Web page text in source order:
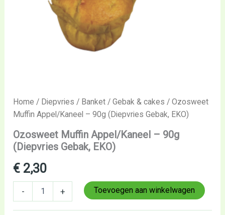
Home / Diepvries / Banket /Gebak & cakes / Ozosweet
Muffin Appel/Kaneel – 90g (Diepvries Gebak, EKO)
Ozosweet Muffin Appel/Kaneel – 90g
(Diepvries Gebak, EKO)
€ 2,30
- + Toevoegen aan winkelwagen